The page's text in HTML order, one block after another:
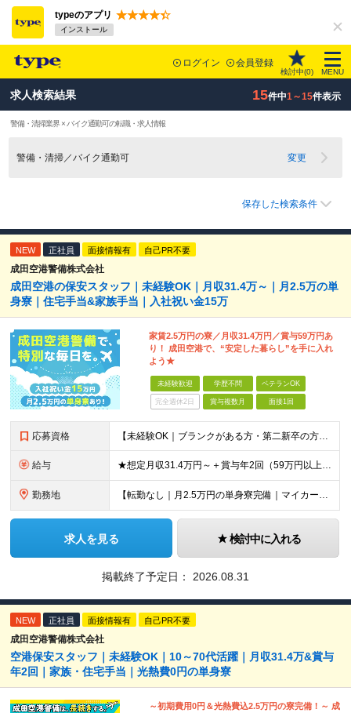
typeのアプリ
インストール
ログイン 会員登録
検討中(0) MENU
求人検索結果 15件中1～15件表示
警備・清掃業界 × バイク通勤可の転職・求人情報
警備・清掃／バイク通勤可 変更
保存した検索条件
NEW 正社員 面接情報有 自己PR不要
成田空港警備株式会社
成田空港の保安スタッフ｜未経験OK｜月収31.4万～｜月2.5万の単
身寮｜住宅手当&家族手当｜入社祝い金15万
家賃2.5万円の寮／月収31.4万円／賞与59万円あ
り！ 成田空港で、“安定した暮らし”を手に入れ
よう★
未経験歓迎 学歴不問 ベテランOK
完全週休2日 賞与複数月 面接1回
応募資格 【未経験OK｜ブランクがある方・第二新卒の方・正社員が初めての方も歓迎！】 ★応募資格を満たす方は面接確約！ ★20代・30代の若手スタッフも多数活躍中！ ◎58歳以下の方（長期のキャリア形成を図る
給与 ★想定月収31.4万円～＋賞与年2回（59万円以上） ★入社お祝い金15万円支給 ★水道+光熱費無料の家賃がリーズナブルな社員寮(単身寮)あり！ ★住宅手当&家族手当あり 月給24万5000円以上(
勤務地 【転勤なし｜月2.5万円の単身寮完備｜マイカー・バイク通勤OK】 成田空港または空港関連施設での勤務となります。 お住まいや希望を考慮し、千葉市美浜区・四街道市への配属となる場合もあります。 【本社
求人を見る 検討中に入れる
掲載終了予定日： 2026.08.31
NEW 正社員 面接情報有 自己PR不要
成田空港警備株式会社
空港保安スタッフ｜未経験OK｜10～70代活躍｜月収31.4万&賞与
年2回｜家族・住宅手当｜光熱費0円の単身寮
～初期費用0円＆光熱費込2.5万円の寮完備！～ 成